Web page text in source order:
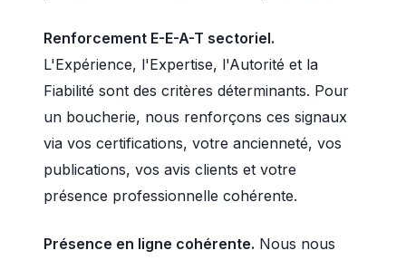
Renforcement E-E-A-T sectoriel.
L'Expérience, l'Expertise, l'Autorité et la
Fiabilité sont des critères déterminants. Pour
un boucherie, nous renforçons ces signaux
via vos certifications, votre ancienneté, vos
publications, vos avis clients et votre
présence professionnelle cohérente.
Présence en ligne cohérente. Nous nous